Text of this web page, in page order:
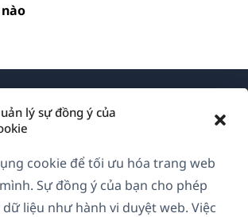
lý sự đồng ý của
cookie để tối ưu hóa trang web
Sự đồng ý của bạn cho phép
liệu như hành vi duyệt web. Việc
& Chính sách Bảo mật